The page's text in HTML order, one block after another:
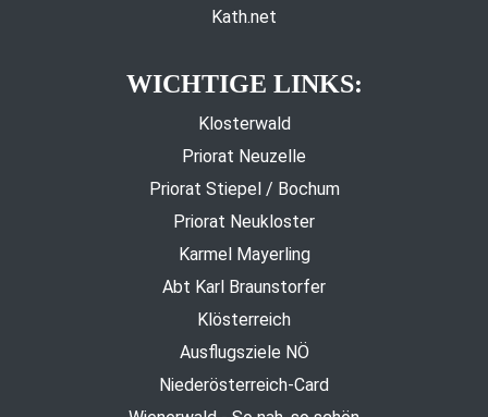
Kath.net
WICHTIGE LINKS:
Klosterwald
Priorat Neuzelle
Priorat Stiepel / Bochum
Priorat Neukloster
Karmel Mayerling
Abt Karl Braunstorfer
Klösterreich
Ausflugsziele NÖ
Niederösterreich-Card